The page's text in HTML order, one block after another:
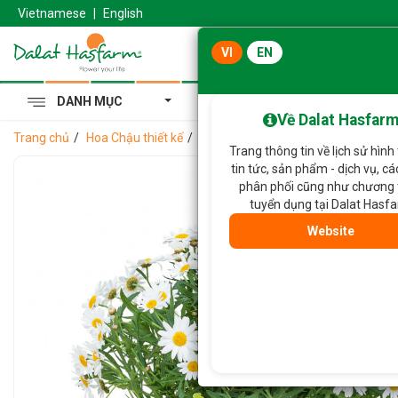
Vietnamese English
DANH MỤC
Trang chủ Hoa Chậu thiết kế
VI EN
Về Dalat Hasfarm
Trang thông tin về lịch sử hình
tin tức, sản phẩm - dịch vụ,
phân phối cũng như chương
tuyển dụng tại Dalat
Website